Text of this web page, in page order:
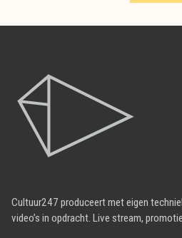
Cultuur247 produceert met eigen
video’s in opdracht. Live stream,